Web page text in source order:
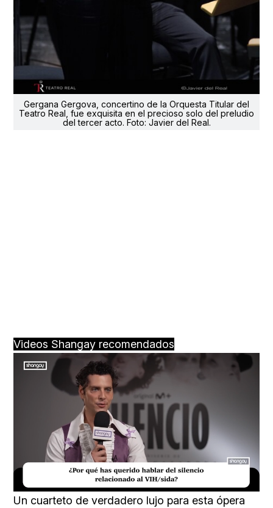
Gergana Gergova, concertino de la Orquesta Titular del
Teatro Real, fue exquisita en el precioso solo del preludio
del tercer acto. Foto: Javier del Real.
Videos Shangay recomendados
11.19%
Un cuarteto de verdadero lujo para esta ópera